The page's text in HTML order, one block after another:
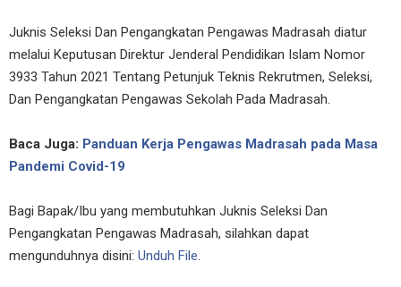
Juknis Seleksi Dan Pengangkatan Pengawas Madrasah diatur
melalui Keputusan Direktur Jenderal Pendidikan Islam Nomor
3933 Tahun 2021 Tentang Petunjuk Teknis Rekrutmen, Seleksi,
Dan Pengangkatan Pengawas Sekolah Pada Madrasah.
Baca Juga: Panduan Kerja Pengawas Madrasah pada Masa
Pandemi Covid-19
Bagi Bapak/Ibu yang membutuhkan Juknis Seleksi Dan
Pengangkatan Pengawas Madrasah, silahkan dapat
mengunduhnya disini: Unduh File